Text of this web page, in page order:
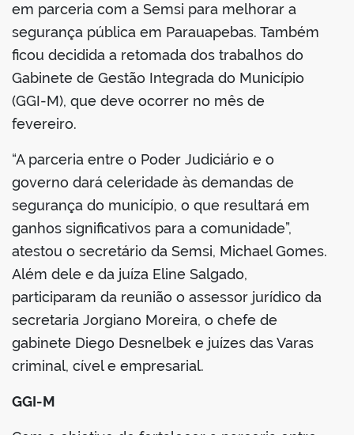
em parceria com a Semsi para melhorar a
segurança pública em Parauapebas. Também
ficou decidida a retomada dos trabalhos do
Gabinete de Gestão Integrada do Município
(GGI-M), que deve ocorrer no mês de
fevereiro.
“A parceria entre o Poder Judiciário e o
governo dará celeridade às demandas de
segurança do município, o que resultará em
ganhos significativos para a comunidade”,
atestou o secretário da Semsi, Michael Gomes.
Além dele e da juíza Eline Salgado,
participaram da reunião o assessor jurídico da
secretaria Jorgiano Moreira, o chefe de
gabinete Diego Desnelbek e juízes das Varas
criminal, cível e empresarial.
GGI-M